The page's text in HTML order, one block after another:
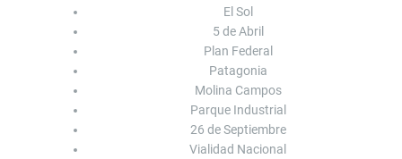
El Sol
5 de Abril
Plan Federal
Patagonia
Molina Campos
Parque Industrial
26 de Septiembre
Vialidad Nacional